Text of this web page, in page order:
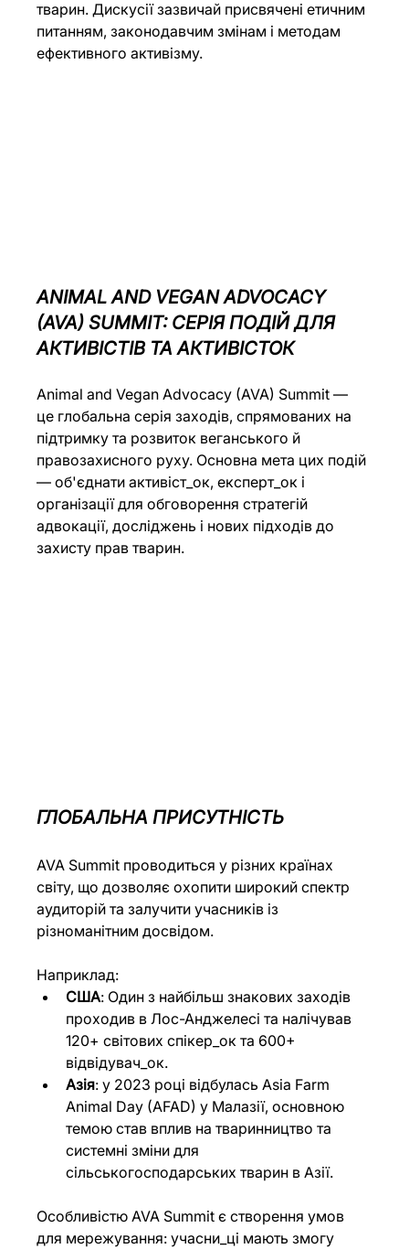
тварин. Дискусії зазвичай присвячені етичним
питанням, законодавчим змінам і методам
ефективного активізму.
ANIMAL AND VEGAN ADVOCACY
(AVA) SUMMIT: СЕРІЯ ПОДІЙ ДЛЯ
АКТИВІСТІВ ТА АКТИВІСТОК
Animal and Vegan Advocacy (AVA) Summit —
це глобальна серія заходів, спрямованих на
підтримку та розвиток веганського й
правозахисного руху. Основна мета цих подій
— об'єднати активіст_ок, експерт_ок і
організації для обговорення стратегій
адвокації, досліджень і нових підходів до
захисту прав тварин.
ГЛОБАЛЬНА ПРИСУТНІСТЬ
AVA Summit проводиться у різних країнах
світу, що дозволяє охопити широкий спектр
аудиторій та залучити учасників із
різноманітним досвідом.
Наприклад:
США: Один з найбільш знакових заходів
проходив в Лос-Анджелесі та налічував
120+ світових спікер_ок та 600+
відвідувач_ок.
Азія: у 2023 році відбулась Asia Farm
Animal Day (AFAD) у Малазії, основною
темою став вплив на тваринництво та
системні зміни для
сільськогосподарських тварин в Азії.
Особливістю AVA Summit є створення умов
для мережування: учасни_ці мають змогу